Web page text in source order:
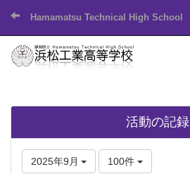
Hamamatsu Technical High School
活動の記録
2025年9月 100件